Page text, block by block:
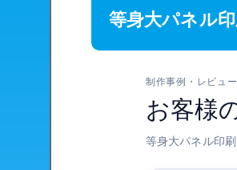
等身大パネル
制作事例・レビュー
お客様
等身大パネル印